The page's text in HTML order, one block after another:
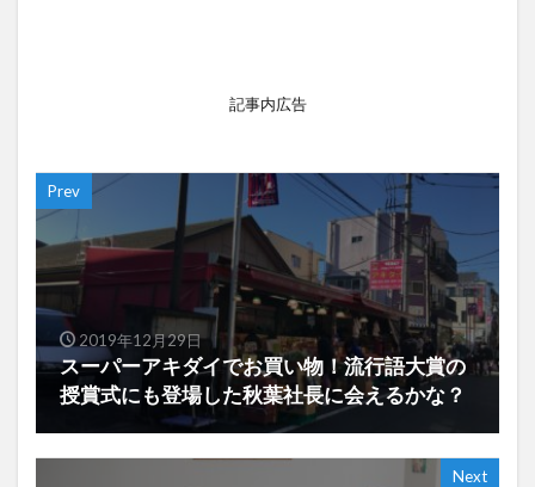
記事内広告
Prev
2019年12月29日
スーパーアキダイでお買い物！流行語大賞の
授賞式にも登場した秋葉社長に会えるかな？
Next